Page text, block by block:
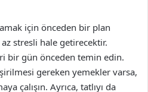
için önceden bir plan
stresli hale getirecektir.
bir gün önceden temin edin.
gereken yemekler varsa,
çalışın. Ayrıca, tatlıyı da